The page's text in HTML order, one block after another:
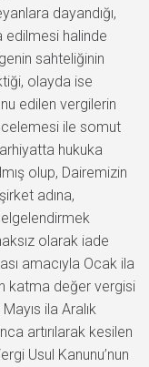
dayandığı,
edilmesi halinde
sahteliğinin
olayda ise
edilen vergilerin
ile somut
hukuka
olup, Dairemizin
adına,
olarak iade
amacıyla Ocak ila
katma değer vergisi
ila Aralık
artırılarak kesilen
Usul Kanunu’nun